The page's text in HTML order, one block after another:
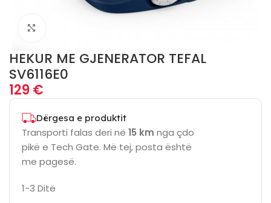
HEKUR ME GJENERATOR TEFAL
SV6116E0
129€
Dërgesa e produktit
Transporti falas deri në 15 km nga çdo
pikë e Tech Gate. Më tej, posta është
me pagesë.
1-3 Ditë